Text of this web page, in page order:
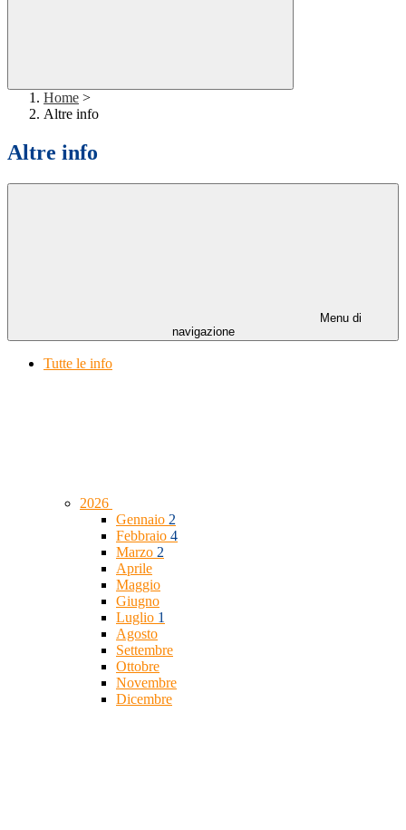
Home >
Altre info
Altre info
Menu di
navigazione
Tutte le info
2026
Gennaio 2
Febbraio 4
Marzo 2
Aprile
Maggio
Giugno
Luglio 1
Agosto
Settembre
Ottobre
Novembre
Dicembre